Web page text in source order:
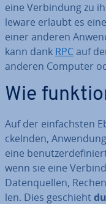
eine Ver­bin­dung zu
le­wa­re erlaubt es
einer anderen
kann dank RPCauf
anderen Computer
Wie
Auf der ein­fachs­ten
ckeln­den,
eine
wenn sie eine
Da­ten­quel­len,
len. Dies geschieht